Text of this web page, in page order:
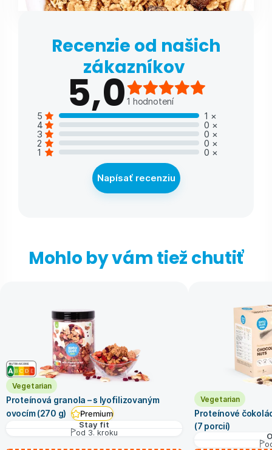
Recenzie od našich
zákazníkov
5,0 1 hodnotení
5
1 ×
4 0 ×
3 0 ×
2 0 ×
1 0 ×
Napísať recenziu
Mohlo by vám tiež chutiť
Vegetarian
Proteínová granola – s lyofilizovaným
ovocím (270 g)
Premium
Stay fit
od 3. kroku
Vegetarian
Proteínové
(7 porcií)